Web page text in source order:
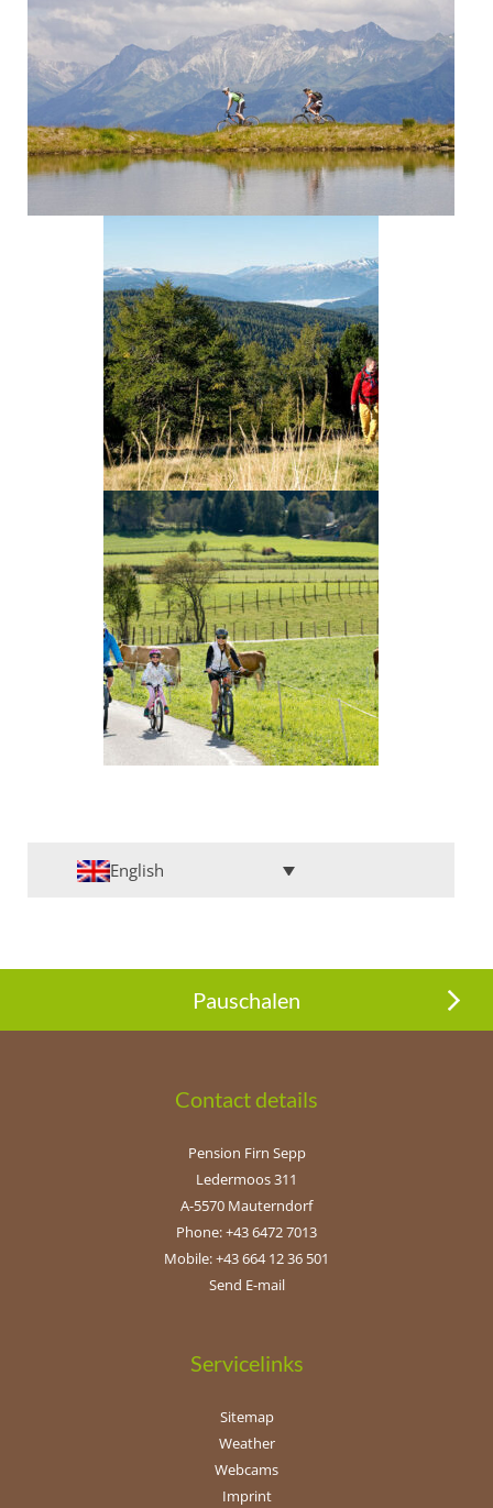
English
Pauschalen
Contact details
Pension Firn Sepp
Ledermoos 311
A-5570 Mauterndorf
Phone: +43 6472 7013
Mobile: +43 664 12 36 501
Send E-mail
Servicelinks
Sitemap
Weather
Webcams
Imprint